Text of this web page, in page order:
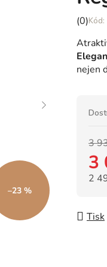
je
0,0
(0)
nejen
3
3
2
Tisk
–23 %